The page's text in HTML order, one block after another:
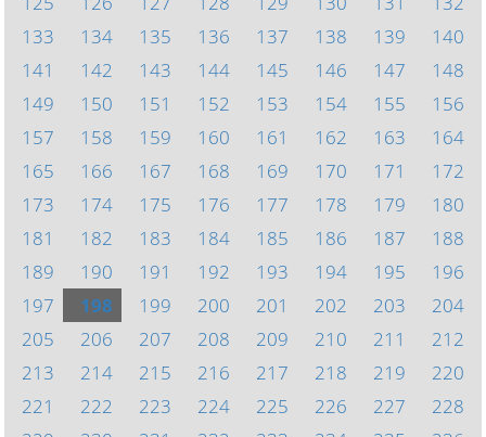
133
134 135 136 137 138 139
140
141
142 143 144 145 146 147
148
149
150 151 152 153 154 155
156
157
158 159 160 161 162 163
164
165
166 167 168 169 170 171
172
173
174 175 176 177 178 179
180
181
182 183 184 185 186 187
188
189
190 191 192 193 194 195
196
197
198 199 200 201 202 203
204
205
206 207 208 209 210 211
212
213
214 215 216 217 218 219
220
221
222 223 224 225 226 227
228